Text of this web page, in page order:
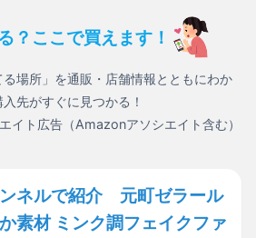
？ここで買えます！
場所」を通販・店舗情報とともにわか
先がすぐに見つかる！
イト広告（Amazonアソシエイト含む）
ンネルで紹介 元町ゼラール
素材 ミンク調フェイクファ